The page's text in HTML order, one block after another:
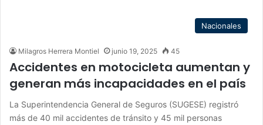
Nacionales
Milagros Herrera Montiel junio 19, 2025 45
Accidentes en motocicleta aumentan y
generan más incapacidades en el país
La Superintendencia General de Seguros (SUGESE) registró
más de 40 mil accidentes de tránsito y 45 mil personas